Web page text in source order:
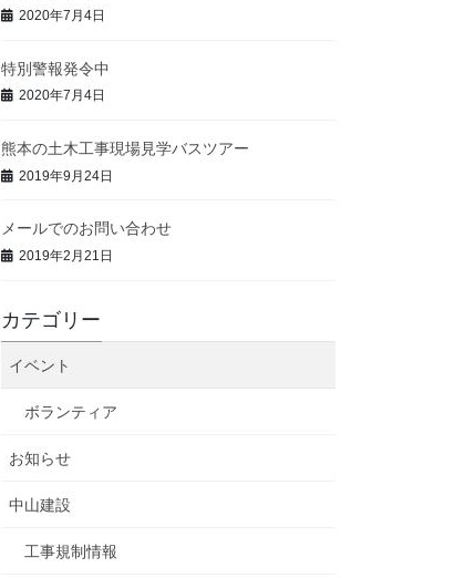
2020年7月4日
特別警報発令中
2020年7月4日
熊本の土木工事現場見学バスツアー
2019年9月24日
メールでのお問い合わせ
2019年2月21日
カテゴリー
イベント
ボランティア
お知らせ
中山建設
工事規制情報